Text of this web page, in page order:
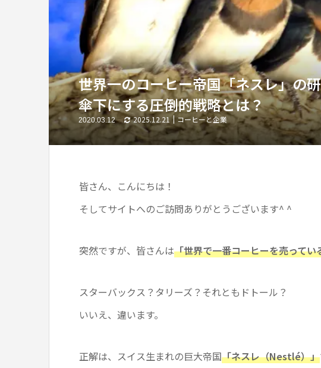
世界一のコーヒー帝国「ネスレ」の
傘下にする圧倒的戦略とは？
2020.03.12 2025.12.21 コーヒーと企業
皆さん、こんにちは！
そしてサイトへのご訪問ありがとうございます^ ^
突然ですが、皆さんは「世界で一番コーヒーを売ってい
スターバックス？タリーズ？それともドトール？
いいえ、違います。
正解は、スイス生まれの巨大帝国「ネスレ（Nestlé）」